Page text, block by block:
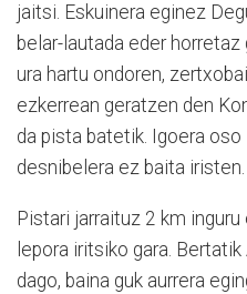
jaitsi. Eskuinera eginez
belar-lautada eder
ura hartu ondoren,
ezkerrean geratzen den
da pista batetik. Igoera
desnibelera ez baita iristen.
Pistari jarraituz 2 km
lepora iritsiko gara.
dago, baina guk aurrera